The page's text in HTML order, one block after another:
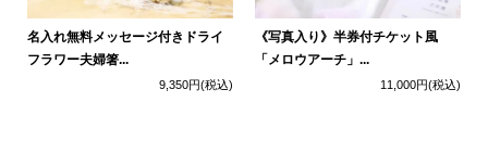
名入れ無料メッセージ付きドライ
フラワー夫婦箸...
9,350円(税込)
《写真入り》半券付チケット風
「メロウアーチ」...
11,000円(税込)